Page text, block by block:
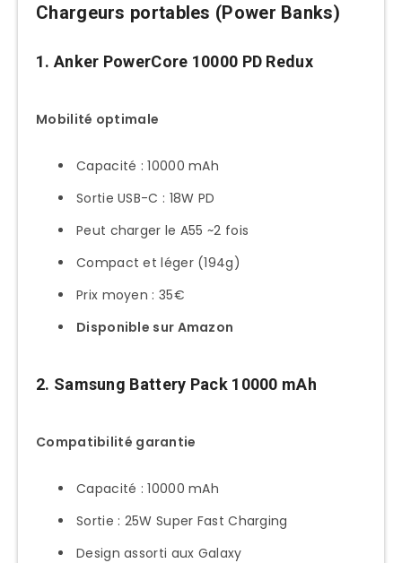
Chargeurs portables (Power Banks)
1. Anker PowerCore 10000 PD Redux
Mobilité optimale
Capacité : 10000 mAh
Sortie USB-C : 18W PD
Peut charger le A55 ~2 fois
Compact et léger (194g)
Prix moyen : 35€
Disponible sur Amazon
2. Samsung Battery Pack 10000 mAh
Compatibilité garantie
Capacité : 10000 mAh
Sortie : 25W Super Fast Charging
Design assorti aux Galaxy